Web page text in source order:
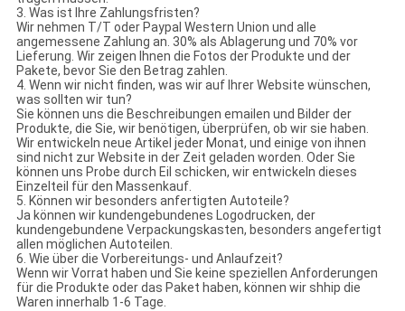
3. Was ist Ihre Zahlungsfristen?
Wir nehmen T/T oder Paypal Western Union und alle
angemessene Zahlung an. 30% als Ablagerung und 70% vor
Lieferung. Wir zeigen Ihnen die Fotos der Produkte und der
Pakete, bevor Sie den Betrag zahlen.
4. Wenn wir nicht finden, was wir auf Ihrer Website wünschen,
was sollten wir tun?
Sie können uns die Beschreibungen emailen und Bilder der
Produkte, die Sie, wir benötigen, überprüfen, ob wir sie haben.
Wir entwickeln neue Artikel jeder Monat, und einige von ihnen
sind nicht zur Website in der Zeit geladen worden. Oder Sie
können uns Probe durch Eil schicken, wir entwickeln dieses
Einzelteil für den Massenkauf.
5. Können wir besonders anfertigten Autoteile?
Ja können wir kundengebundenes Logodrucken, der
kundengebundene Verpackungskasten, besonders angefertigt
allen möglichen Autoteilen.
6. Wie über die Vorbereitungs- und Anlaufzeit?
Wenn wir Vorrat haben und Sie keine speziellen Anforderungen
für die Produkte oder das Paket haben, können wir shhip die
Waren innerhalb 1-6 Tage.